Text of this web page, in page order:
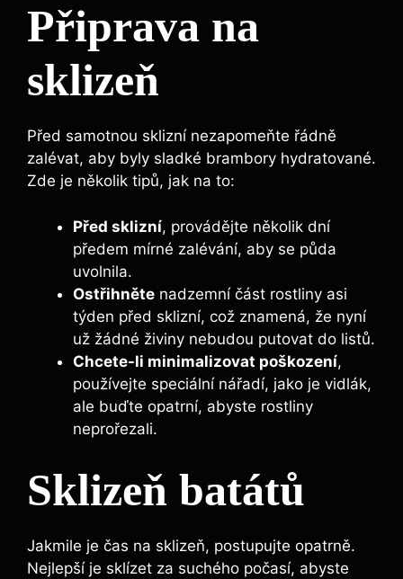
Připrava na
sklizeň
Před samotnou sklizní nezapomeňte řádně
zalévat, aby byly sladké brambory hydratované.
Zde je několik tipů, jak na to:
Před sklizní, provádějte několik dní
předem mírné zalévání, ‍aby se půda
uvolnila.
Ostřihněte nadzemní část rostliny asi
týden před sklizní, což znamená, že nyní
už žádné živiny nebudou putovat do listů.
Chcete-li minimalizovat poškození,
používejte ⁢speciální nářadí, jako ‍je vidlák,
ale buďte opatrní, abyste ​rostliny
neprořezali.
Sklizeň batátů
Jakmile je čas na ‌sklizeň, postupujte​ opatrně.
Nejlepší je sklízet za ‍suchého ⁢počasí, abyste